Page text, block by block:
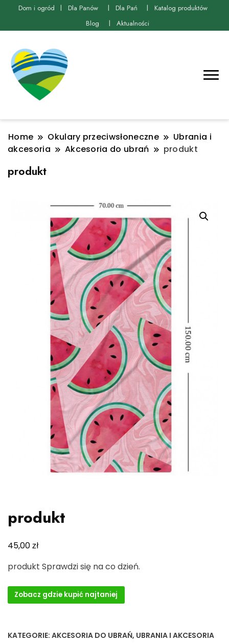
Dom i ogród Dla Panów Dla Pań
Katalog produktów
Blog
Aktualności
Home Okulary przeciwsłoneczne
Ubrania i
akcesoria
Akcesoria do ubrań produkt
produkt
produkt
45,00zł
produkt Sprawdzi się na co dzień.
Zobacz gdzie kupić najtaniej
KATEGORIE: AKCESORIA DO UBRAŃ, UBRANIA I AKCESORIA